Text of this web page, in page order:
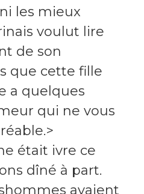
les mieux
voulut lire
de son
que cette fille
a quelques
qui ne vous
était ivre ce
dîné à part.
avaient